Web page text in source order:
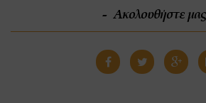
Ακολουθήστε μας